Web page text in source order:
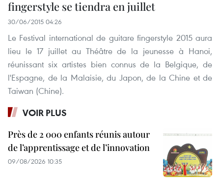
fingerstyle se tiendra en juillet
30/06/2015 04:26
Le Festival international de guitare fingerstyle 2015 aura
lieu le 17 juillet au Théâtre de la jeunesse à Hanoi,
réunissant six artistes bien connus de la Belgique, de
l'Espagne, de la Malaisie, du Japon, de la Chine et de
Taiwan (Chine).
VOIR PLUS
Près de 2 000 enfants réunis autour
de l’apprentissage et de l’innovation
09/08/2026 10:35